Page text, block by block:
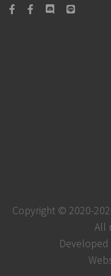
Copyright © 2020-
All